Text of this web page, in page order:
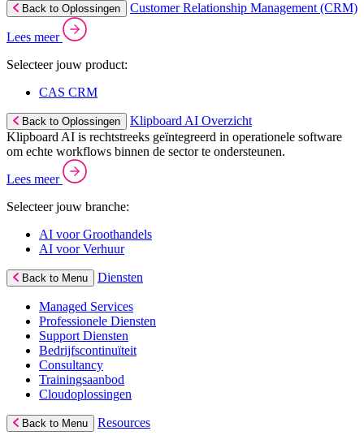
Back to Oplossingen Customer Relationship Management (CRM)
Lees meer
Selecteer jouw product:
CAS CRM
Back to Oplossingen
Klipboard AI Overzicht
Klipboard AI is rechtstreeks geïntegreerd in operationele software
om echte workflows binnen de sector te ondersteunen.
Lees meer
Selecteer jouw branche:
AI voor Groothandels
AI voor Verhuur
Back to Menu Diensten
Managed Services
Professionele Diensten
Support Diensten
Bedrijfscontinuïteit
Consultancy
Trainingsaanbod
Cloudoplossingen
Back to Menu Resources